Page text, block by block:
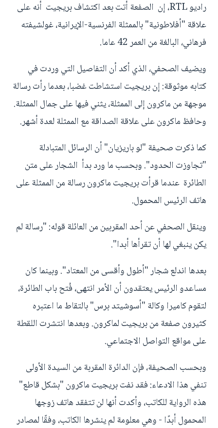
راديو RTL، إن الصفعة أتت بعد اكتشاف بريجيت أنه على
علاقة "أفلاطونية" بالممثلة الفرنسية-الإيرانية، غولشيفته
فرهاني، البالغة من العمر 42 عاما.
ويضيف الصحفي، الذي أكد أن التفاصيل التي وردت في
كتابه موثوقة: إن بريجيت استشاطت غضبا، بعدما رأت رسالة
موجهة من ماكرون إلى الممثلة، يثني فيها على جمال الممثلة.
وحافظ ماكرون على علاقة الصداقة مع الممثلة لعدة أشهر.
كما ذكرت صحيفة "لو باريزيان" أن الرسائل المتبادلة
"تجاوزت الحدود". وبحسب ما ورد بدأ الشجار على متن
الطائرة عندما قرأت بريجيت ماكرون رسالة من الممثلة على
هاتف الرئيس المحمول.
وينقل الصحفي عن أحد المقربين من العائلة قوله: "رسالة لم
يكن ينبغي لها أن تقرأها أبدا".
بعدها اندلع شجار "أطول وأقسى من المعتاد". وبينما كان
مساعدو الرئيس يعتقدون أن الأمر انتهى، فُتح باب الطائرة،
لتقوم كاميرا وكالة "أسوشيتد برس" بالتقاط ما اعتبره
كثيرون صفعة من بريجيت لماكرون. وبعدها انتشرت اللقطة
على مواقع التواصل الاجتماعي.
وبحسب الصحيفة، فإن الدائرة المقربة من السيدة الأولى
تنفي هذا الادعاء: فقد نفت بريجيت ماكرون "بشكل قاطع"
هذه الرواية للكاتب، وأكدت أنها لن تتفقد هاتف زوجها
المحمول أبدًا - وهي معلومة لم ينشرها الكاتب، وفقًا لمصادر